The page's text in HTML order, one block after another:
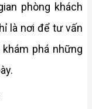
phòng khách
là nơi để tư vấn
phá những